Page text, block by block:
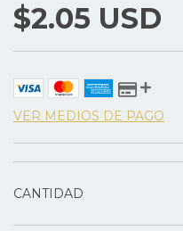
$2.05 USD
VER MEDIOS DE PAGO
CANTIDAD